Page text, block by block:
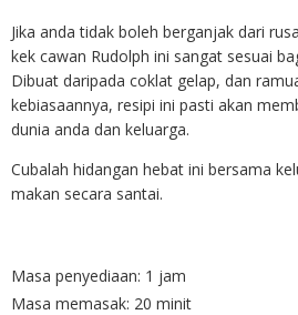
Jika anda tidak boleh berganjak dari
kek cawan Rudolph ini sangat sesuai
Dibuat daripada coklat gelap, dan
kebiasaannya, resipi ini pasti akan
dunia anda dan keluarga.
Cubalah hidangan hebat ini bersama
makan secara santai.
Masa penyediaan: 1 jam
Masa memasak: 20 minit